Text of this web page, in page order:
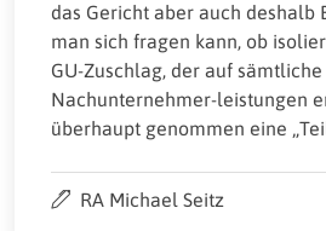
das Gericht aber auch deshalb
man sich fragen kann, ob
GU-Zuschlag, der auf sämtliche
Nachunternehmer-leistungen
überhaupt genommen eine
RA Michael Seitz